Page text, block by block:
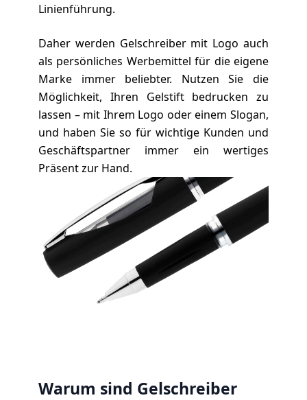
Linienführung.
Daher werden Gelschreiber mit Logo auch
als persönliches Werbemittel für die eigene
Marke immer beliebter. Nutzen Sie die
Möglichkeit, Ihren Gelstift bedrucken zu
lassen – mit Ihrem Logo oder einem Slogan,
und haben Sie so für wichtige Kunden und
Geschäftspartner immer ein wertiges
Präsent zur Hand.
Warum sind Gelschreiber